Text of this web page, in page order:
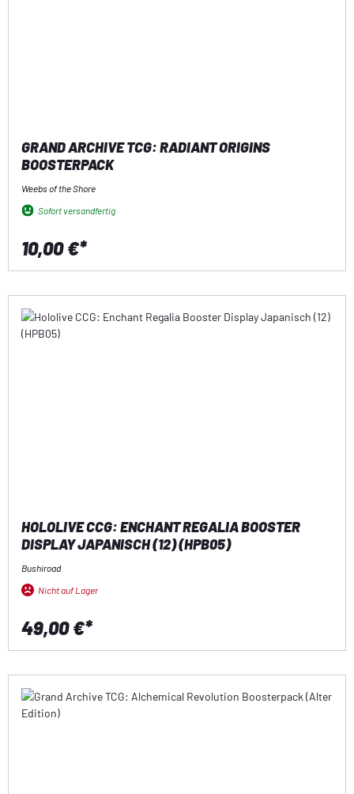
GRAND ARCHIVE TCG: RADIANT ORIGINS
BOOSTERPACK
Weebs of the Shore
Sofort versandfertig
10,00 €*
HOLOLIVE CCG: ENCHANT REGALIA BOOSTER
DISPLAY JAPANISCH (12) (HPB05)
Bushiroad
Nicht auf Lager
49,00 €*